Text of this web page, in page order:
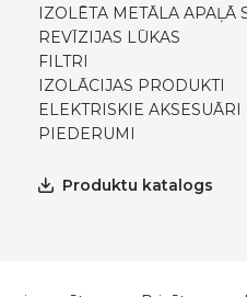
IZOLĒTA METĀLA APAĻĀ
REVĪZIJAS LŪKAS
FILTRI
IZOLĀCIJAS PRODUKTI
ELEKTRISKIE AKSESUĀRI
PIEDERUMI
Produktu katalogs